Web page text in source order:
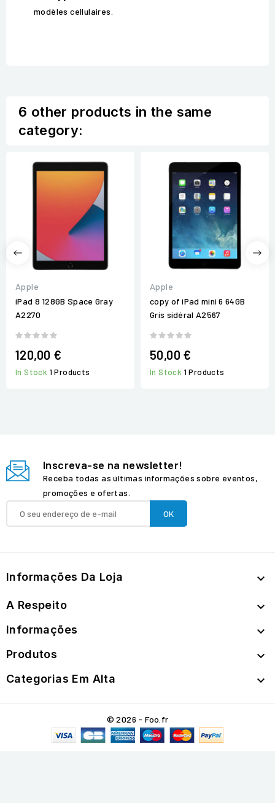
modèles cellulaires.
6 other products in the same
category:
Apple
iPad 8 128GB Space Gray
A2270
120,00 €
In Stock 1 Products
Apple
copy of iPad mini 6 64GB
Gris sidéral A2567
50,00 €
In Stock 1 Products
Inscreva-se na newsletter!
Receba todas as últimas informações sobre eventos,
promoções e ofertas.
Informações Da Loja 
A Respeito 
Informações 
Produtos 
Categorias Em Alta 
© 2026 - Foo.fr